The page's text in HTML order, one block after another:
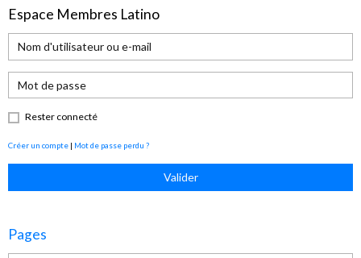
Espace Membres Latino
Rester connecté
Créer un compte | Mot de passe perdu ?
Valider
Pages